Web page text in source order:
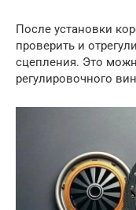
После установки
проверить и
сцепления. Это
регулировочного